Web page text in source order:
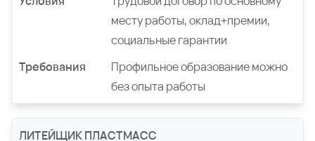
месту работы, оклад+премии,
социальные гарантии
Требования
Профильное образование можно
без опыта работы
ЛИТЕЙЩИК ПЛАСТМАСС